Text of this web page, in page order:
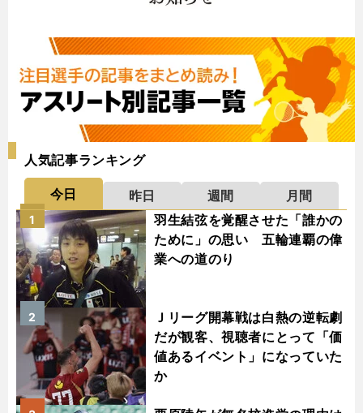
人気記事ランキング
今日 昨日 週間
月間
羽生結弦を覚醒させた「誰かの
ために」の思い 五輪連覇の偉
業への道のり
1
Ｊリーグ開幕戦は白熱の逆転劇
だが観客、視聴者にとって「価
値あるイベント」になっていた
か
2